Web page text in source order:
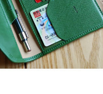
이코 라이프 하